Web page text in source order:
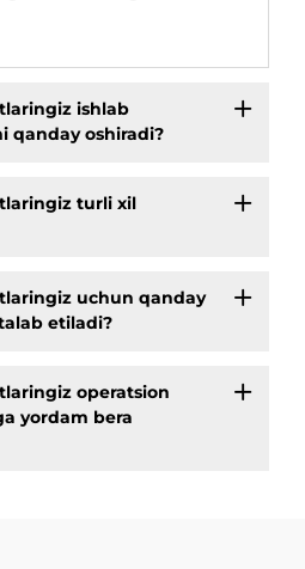
ishlab
qanday oshiradi?
turli xil
uchun qanday
etiladi?
operatsion
yordam bera